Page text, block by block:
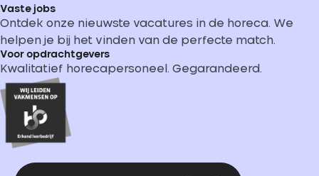
Vaste jobs
Ontdek onze nieuwste vacatures in de horeca. We
helpen je bij het vinden van de perfecte match.
Voor opdrachtgevers
Kwalitatief horecapersoneel. Gegarandeerd.